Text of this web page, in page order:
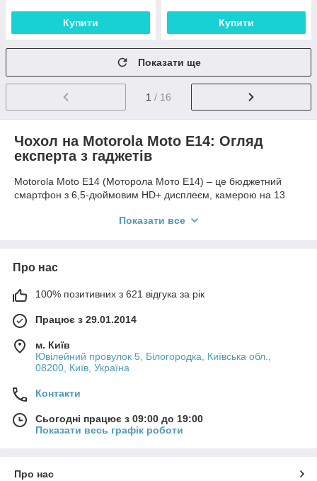
Купити Купити
Показати ще
1 / 16
Чохол на Motorola Moto E14: Огляд
експерта з гаджетів
Motorola Moto E14 (Моторола Мото Е14) – це бюджетний
смартфон з 6,5-дюймовим HD+ дисплеєм, камерою на 13
месенджерів та базового інтернету. Як hi-tech оглядач, я
робить використання комфортнішим. Розберемо, як вибрати
чохол для Моторола Мото Е14, фокусуючись на практичних
аспектах – захисті, матеріалах та сумісності. Все на основі
тестів: падіння, зношування, хват. Тільки корисні поради, щоб
ви купили те, що потрібно без переплат.
🔒 Амортизація ударів
Чохол Motorola Moto E14 істотно знижує ризик пошкоджень
при падіннях і сильних ударах. Технологія "Airbag" посилює
кути, гасячи силу удару - в моїх тестах чохли витримували
падіння з 1-1,2 м на бетон без тріщин на корпусі або склі.
підвищений клас захисту, рівномірно розподіляючи енергію.
Показати все
Про нас
100% позитивних з 621 відгука за рік
Працює з 29.01.2014
м. Київ
Ювілейний провулок 5, Білогородка, Київська обл.,
08200, Київ, Україна
Контакти
Сьогодні працює з 09:00 до 19:00
Показати весь графік роботи
Про нас